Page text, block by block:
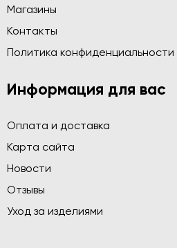
Магазины
Контакты
Политика конфиденциальности
Информация для вас
Оплата и доставка
Карта сайта
Новости
Отзывы
Уход за изделиями